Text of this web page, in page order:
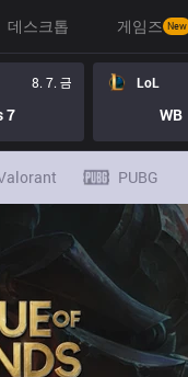
데스크톱 게임즈 New
8. 7. 금
7
LoL
WB
PUBG